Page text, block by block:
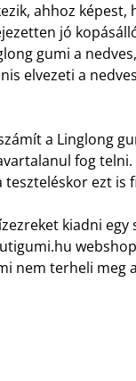
ahhoz
jó
gumi a
elvezeti a
a Linglong
fog
ezt is
kiadni
nem terheli meg